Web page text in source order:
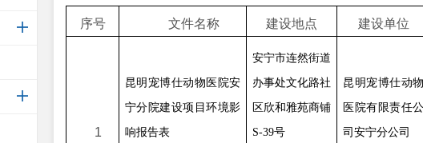
序号 文件名称 建设地点 建设单位
1
昆明宠博仕动物医院安
宁分院建设项目环境影
响报告表
安宁市连然街道
办事处文化路社
区欣和雅苑商铺
S-39号
昆明宠博仕动物
医院有限责任公
司安宁分公司